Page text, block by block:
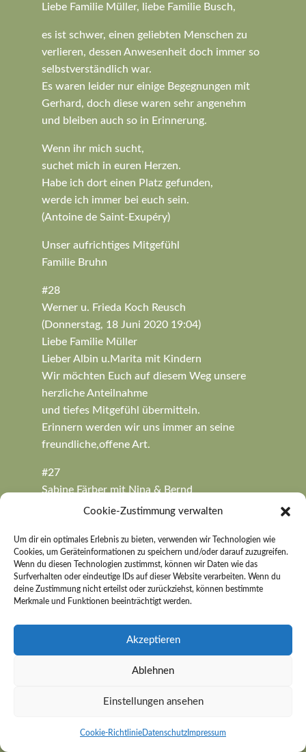
Cookie-Zustimmung verwalten
Um dir ein optimales Erlebnis zu bieten, verwenden wir Technologien wie
Cookies, um Geräteinformationen zu speichern und/oder darauf zuzugreifen.
Wenn du diesen Technologien zustimmst, können wir Daten wie das
Surfverhalten oder eindeutige IDs auf dieser Website verarbeiten. Wenn du
deine Zustimmung nicht erteilst oder zurückziehst, können bestimmte
Merkmale und Funktionen beeinträchtigt werden.
Akzeptieren
Ablehnen
Einstellungen ansehen
Cookie-Richtlinie Datenschutz Impressum
Liebe Familie Müller, liebe Familie Busch,
es ist schwer, einen geliebten Menschen zu
verlieren, dessen Anwesenheit doch immer so
selbstverständlich war.
Es waren leider nur einige Begegnungen mit
Gerhard, doch diese waren sehr angenehm
und bleiben auch so in Erinnerung.
Wenn ihr mich sucht,
suchet mich in euren Herzen.
Habe ich dort einen Platz gefunden,
werde ich immer bei euch sein.
(Antoine de Saint-Exupéry)
Unser aufrichtiges Mitgefühl
Familie Bruhn
#28
Werner u. Frieda Koch Reusch
(Donnerstag, 18 Juni 2020 19:04)
Liebe Familie Müller
Lieber Albin u.Marita mit Kindern
Wir möchten Euch auf diesem Weg unsere
herzliche Anteilnahme
und tiefes Mitgefühl übermitteln.
Erinnern werden wir uns immer an seine
freundliche,offene Art.
#27
Sabine Färber mit Nina & Bernd
(Donnerstag, 18 Juni 2020 17:57)
Albin Bennit & Mia! Herzliches Beileid aus
Weigenheim ! Auch für uns ist es unfassbar
das Gerhard viel zu früh von uns ging. Wir alle
sind sehr traurig ! Wir werden Gerhard nie
In stiller Trauer und herzlicher Verbundenheit
Sabine, Nina & Bernd
Rettig Holger und Sylvia mit Familie
Zu Eurem schmerzlichen Verlust senden wir